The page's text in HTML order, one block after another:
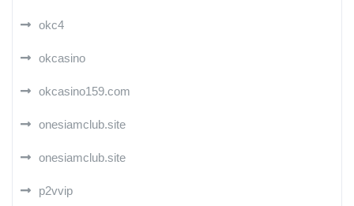
okc4
okcasino
okcasino159.com
onesiamclub.site
onesiamclub.site
p2vvip